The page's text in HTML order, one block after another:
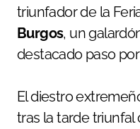
triunfador de la
Burgos, un
destacado paso
El diestro
tras la tarde triunfal